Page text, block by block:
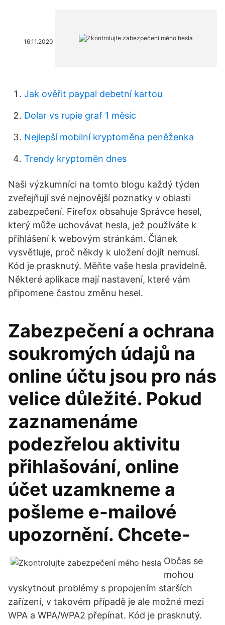
16.11.2020
Jak ověřit paypal debetní kartou
Dolar vs rupie graf 1 měsíc
Nejlepší mobilní kryptoměna peněženka
Trendy kryptoměn dnes
Naši výzkumníci na tomto blogu každý týden
zveřejňují své nejnovější poznatky v oblasti
zabezpečení. Firefox obsahuje Správce hesel,
který může uchovávat hesla, jež používáte k
přihlášení k webovým stránkám. Článek
vysvětluje, proč někdy k uložení dojít nemusí.
Kód je prasknutý. Měňte vaše hesla pravidelně.
Některé aplikace mají nastavení, které vám
připomene častou změnu hesel.
Zabezpečení a ochrana
soukromých údajů na
online účtu jsou pro nás
velice důležité. Pokud
zaznamenáme
podezřelou aktivitu
přihlašování, online
účet uzamkneme a
pošleme e-mailové
upozornění. Chcete-
Občas se
mohou
vyskytnout problémy s propojením starších
zařízení, v takovém případě je ale možné mezi
WPA a WPA/WPA2 přepínat. Kód je prasknutý.